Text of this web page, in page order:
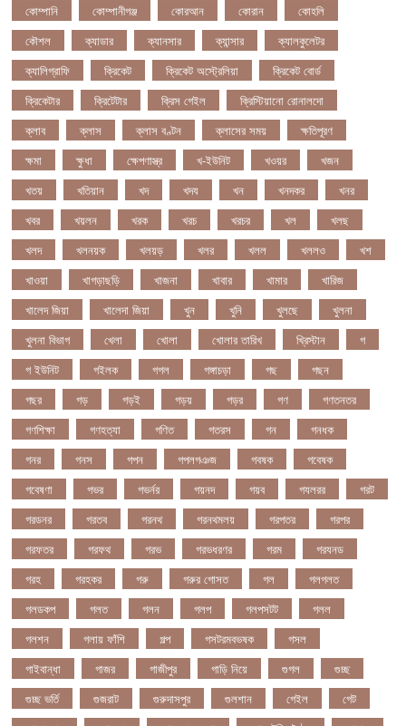
কোম্পানি
কোম্পানীগঞ্জ কোরআন কোরান
কোহলি
কৌশল
ক্যাডার ক্যানসার ক্যান্সার
ক্যালকুলেটর
ক্যালিগ্রাফি
ক্রিকেট ক্রিকেট অস্ট্রেলিয়া
ক্রিকেট বোর্ড
ক্রিকেটার
ক্রিটেটার ক্রিস গেইল
ক্রিস্টিয়ানো রোনালদো
ক্লাব
ক্লাস ক্লাস বণ্টন ক্লাসের সময়
ক্ষতিপূরণ
ক্ষমা
ক্ষুধা ক্ষেপণাস্ত্র খ-ইউনিট খওয়র
খজন
খতয়
খতিয়ান খদ খদয খন খনদকর
খনর
খবর
খয়লন খরক খরচ খরচর খল
খলছ
খলদ
খলনয়ক খলয়ড় খলর খলল খললও
খশ
খাওয়া
খাগড়াছড়ি খাজনা খাবার খামার
খারিজ
খালেদ জিয়া
খালেদা জিয়া খুন খুনি খুলছে
খুলনা
খুলনা বিভাগ
খেলা খোলা খোলার তারিখ খ্রিস্টান
গ
গ ইউনিট
গইলক গগল গঙ্গাচড়া গছ
গছন
গছর
গড় গড়ই গড়য় গড়র গণ
গণতনতর
গণশিক্ষা
গণহত্যা গণিত গতরস গন
গনধক
গনর
গনস গপন গপলগঞজ গবষক
গবেষক
গবেষণা
গভর গভর্নর গয়নদ গয়ব গযলরর
গরট
গরডনর
গরতব গরনথ গরনথমলয় গরপতর
গরপর
গরফতর
গরফথ গরভ গরভধরণর গরম
গরযনড
গরহ
গরহকর গরু গরুর গোসত গল
গলগলত
গলডকপ
গলত গলন গলপ গলপসটট
গলল
গলশন
গলায় ফাঁশি গল্প গসটরমবভষক
গসল
গাইবান্ধা
গাজর গাজীপুর গাড়ি নিয়ে গুগল
গুচ্ছ
গুচ্ছ ভর্তি
গুজরাট গুরুদাসপুর গুলশান গেইল
গেট